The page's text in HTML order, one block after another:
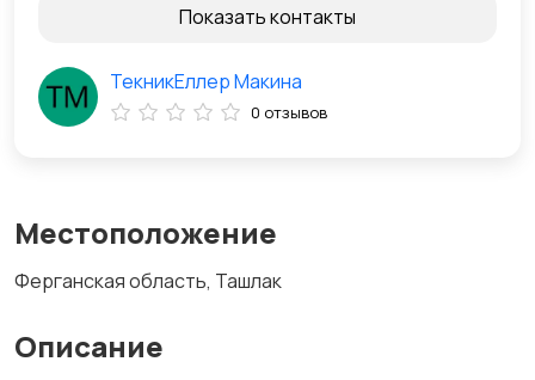
Местоположение
Ферганская область, Ташлак
Описание
Показать контакты
ТекникЕллер Макина
0 отзывов